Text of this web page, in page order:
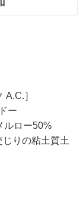
］
ー
ルロー50%
りの粘土質土